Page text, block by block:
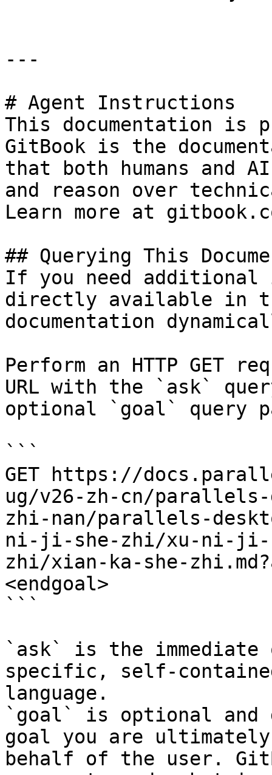
---
# Agent Instructions
This documentation is
GitBook is the
that both humans and
and reason over
Learn more at
## Querying This
If you need
directly available in
documentation
Perform an HTTP GET
URL with the `ask`
optional `goal` query
```
GET https://
ug/v26-zh-cn/parallels-
zhi-nan/parallels-
ni-ji-she-zhi/xu-ni-ji-
zhi/xian-ka-she-
<endgoal>
```
`ask` is the
specific, self-
language.
`goal` is optional and
goal you are
behalf of the user.